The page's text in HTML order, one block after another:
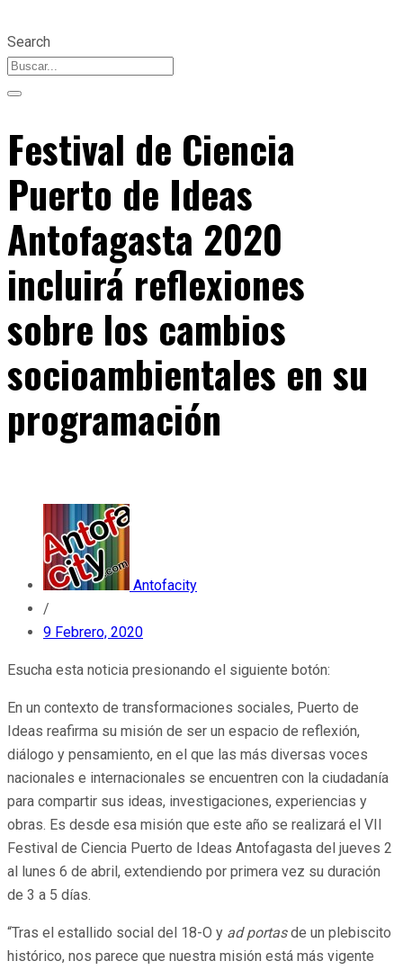
Search
Festival de Ciencia
Puerto de Ideas
Antofagasta 2020
incluirá reflexiones
sobre los cambios
socioambientales en su
programación
Antofacity
/
9 Febrero, 2020
Esucha esta noticia presionando el siguiente botón:
En un contexto de transformaciones sociales, Puerto de
Ideas reafirma su misión de ser un espacio de reflexión,
diálogo y pensamiento, en el que las más diversas voces
nacionales e internacionales se encuentren con la ciudadanía
para compartir sus ideas, investigaciones, experiencias y
obras. Es desde esa misión que este año se realizará el VII
Festival de Ciencia Puerto de Ideas Antofagasta del jueves 2
al lunes 6 de abril, extendiendo por primera vez su duración
de 3 a 5 días.
“Tras el estallido social del 18-O y ad portasde un plebiscito
histórico, nos parece que nuestra misión está más vigente